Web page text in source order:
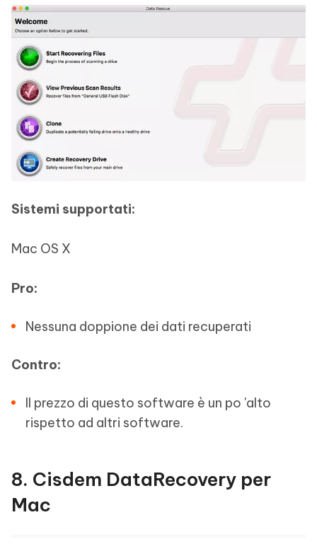
Sistemi supportati:
Mac OS X
Pro:
Nessuna doppione dei dati recuperati
Contro:
Il prezzo di questo software è un po 'alto
rispetto ad altri software.
8. Cisdem DataRecovery per
Mac